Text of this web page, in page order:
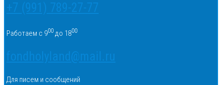
+7 (991) 789-27-77
Работаем с 900 до 1800
fondholyland@mail.ru
Для писем и сообщений